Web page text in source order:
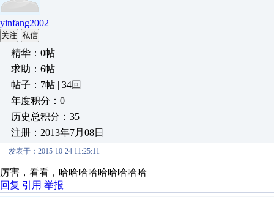
yinfang2002
关注 私信
精华：0帖
求助：6帖
帖子：7帖 | 34回
年度积分：0
历史总积分：35
注册：2013年7月08日
发表于：2015-10-24 11:25:11
厉害，看看，哈哈哈哈哈哈哈哈哈
回复 引用 举报